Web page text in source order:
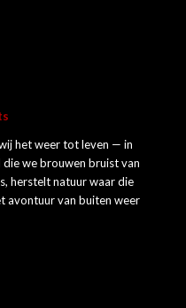
het weer tot leven — in
die we brouwen bruist van
herstelt natuur waar die
avontuur van buiten weer